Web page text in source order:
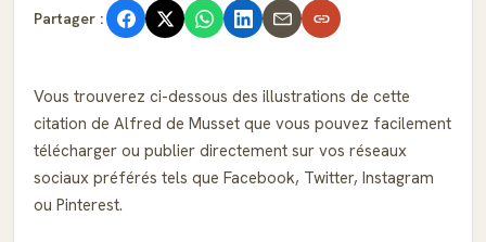
Partager :
Vous trouverez ci-dessous des illustrations de cette
citation de Alfred de Musset que vous pouvez facilement
télécharger ou publier directement sur vos réseaux
sociaux préférés tels que Facebook, Twitter, Instagram
ou Pinterest.